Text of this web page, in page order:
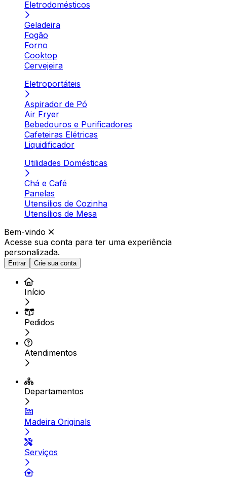
Eletrodomésticos
Geladeira
Fogão
Forno
Cooktop
Cervejeira
Eletroportáteis
Aspirador de Pó
Air Fryer
Bebedouros e Purificadores
Cafeteiras Elétricas
Liquidificador
Utilidades Domésticas
Chá e Café
Panelas
Utensílios de Cozinha
Utensílios de Mesa
Bem-vindo
Acesse sua conta para ter uma experiência
personalizada.
Entrar Crie sua conta
Início
Pedidos
Atendimentos
Departamentos
Madeira Originals
Serviços